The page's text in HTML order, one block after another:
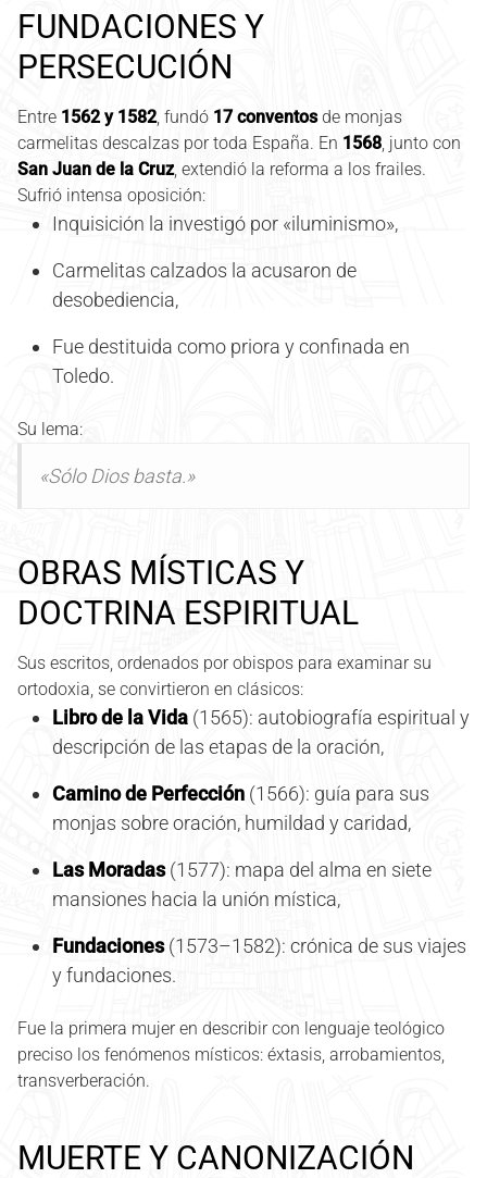
FUNDACIONES Y
PERSECUCIÓN
Entre 1562 y 1582, fundó 17 conventosde monjas
carmelitas descalzas por toda España. En 1568 , junto con
San Juan de la Cruz, extendió la reforma a los frailes.
Sufrió intensa oposición:
Inquisición la investigó por «iluminismo»,
Carmelitas calzados la acusaron de
desobediencia,
Fue destituida como priora y confinada en
Toledo.
Su lema:
«Sólo Dios basta.»
OBRAS MÍSTICAS Y
DOCTRINA ESPIRITUAL
Sus escritos, ordenados por obispos para examinar su
ortodoxia, se convirtieron en clásicos:
Libro de la Vida (1565): autobiografía espiritual y
descripción de las etapas de la oración,
Camino de Perfección (1566): guía para sus
monjas sobre oración, humildad y caridad,
Las Moradas(1577): mapa del alma en siete
mansiones hacia la unión mística,
Fundaciones(1573–1582): crónica de sus viajes
y fundaciones.
Fue la primera mujer en describir con lenguaje teológico
preciso los fenómenos místicos: éxtasis, arrobamientos,
transverberación.
MUERTE Y CANONIZACIÓN